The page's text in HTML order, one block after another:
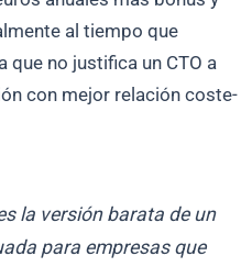
al tiempo que
que no justifica un CTO a
con mejor relación coste-
la versión barata de un
para empresas que